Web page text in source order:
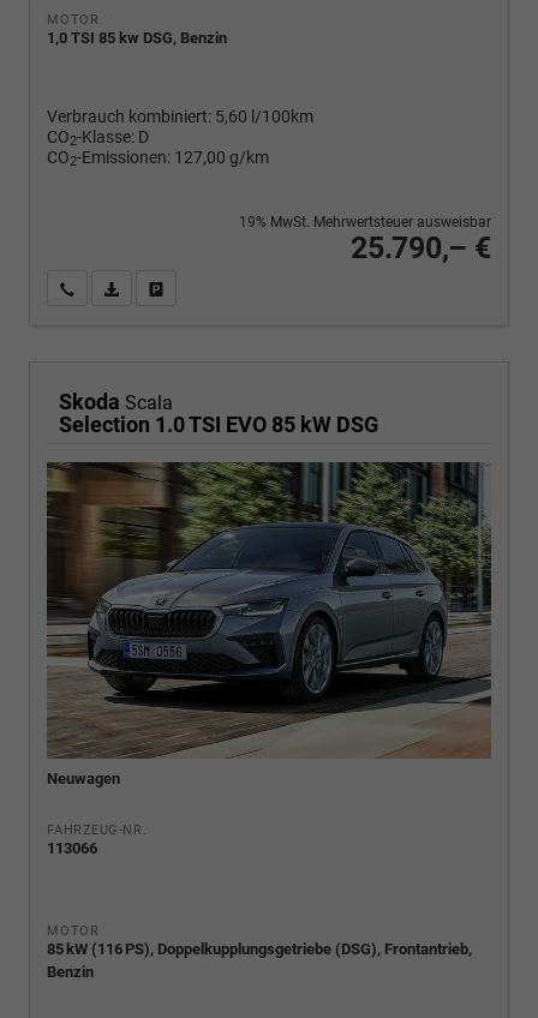
MOTOR
1,0 TSI 85 kw DSG, Benzin
Verbrauch kombiniert: 5,60 l/100km
CO2-Klasse: D
CO2-Emissionen: 127,00 g/km
25.790,– €
19% MwSt. Mehrwertsteuer ausweisbar
Wir rufen Sie anPDF-Fahrzeugexposé drucken
Skoda Scala
Selection 1.0 TSI EVO 85 kW DSG
Neuwagen
FAHRZEUG-NR.
113066
MOTOR
85 kW (116 PS), Doppelkupplungsgetriebe (DSG), Frontantrieb,
Benzin